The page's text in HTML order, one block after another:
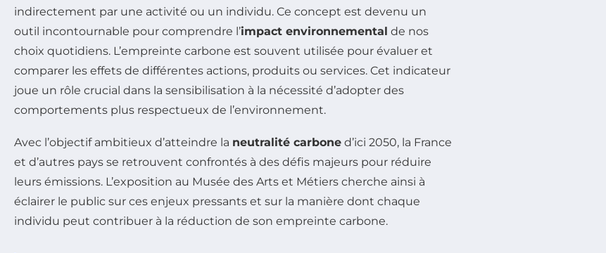
indirectement par une activité ou un individu. Ce concept est devenu un
outil incontournable pour comprendre l’impact environnemental de nos
choix quotidiens. L’empreinte carbone est souvent utilisée pour évaluer et
comparer les effets de différentes actions, produits ou services. Cet indicateur
joue un rôle crucial dans la sensibilisation à la nécessité d’adopter des
comportements plus respectueux de l’environnement.
Avec l’objectif ambitieux d’atteindre la neutralité carbone d’ici 2050, la France
et d’autres pays se retrouvent confrontés à des défis majeurs pour réduire
leurs émissions. L’exposition au Musée des Arts et Métiers cherche ainsi à
éclairer le public sur ces enjeux pressants et sur la manière dont chaque
individu peut contribuer à la réduction de son empreinte carbone.